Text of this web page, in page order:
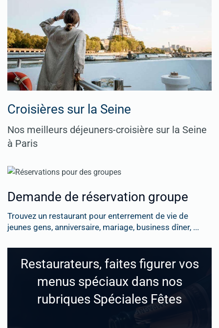
Croisières sur la Seine
Nos meilleurs déjeuners-croisière sur la Seine
à Paris
Demande de réservation groupe
Trouvez un restaurant pour enterrement de vie de
jeunes gens, anniversaire, mariage, business dîner, ...
Restaurateurs, faites figurer vos
menus spéciaux dans nos
rubriques Spéciales Fêtes